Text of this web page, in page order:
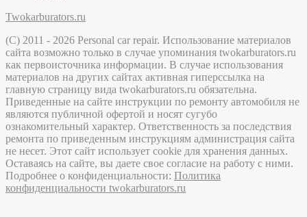
Twokarburators.ru
(C) 2011 - 2026 Personal car repair. Использование материалов
сайта возможно только в случае упоминания twokarburators.ru
как первоисточника информации. В случае использования
материалов на других сайтах активная гиперссылка на
главную страницу вида twokarburators.ru обязательна.
Приведенные на сайте инструкции по ремонту автомобиля не
являются публичной офертой и носят сугубо
ознакомительный характер. Ответственность за последствия
ремонта по приведенным инструкциям администрация сайта
не несет. Этот сайт использует cookie для хранения данных.
Оставаясь на сайте, вы даете свое согласие на работу с ними.
Подробнее о конфиденциальности: Политика
конфиденциальности twokarburators.ru